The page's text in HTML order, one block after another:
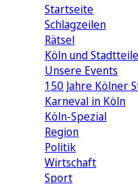
Startseite
Schlagzeilen
Rätsel
Köln und Stadtteile
Unsere Events
150 Jahre Kölner
Karneval in Köln
Köln-Spezial
Region
Politik
Wirtschaft
Sport